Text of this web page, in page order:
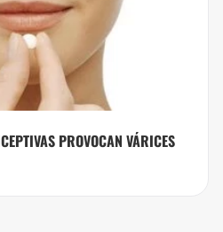
PROVOCAN VÁRICES